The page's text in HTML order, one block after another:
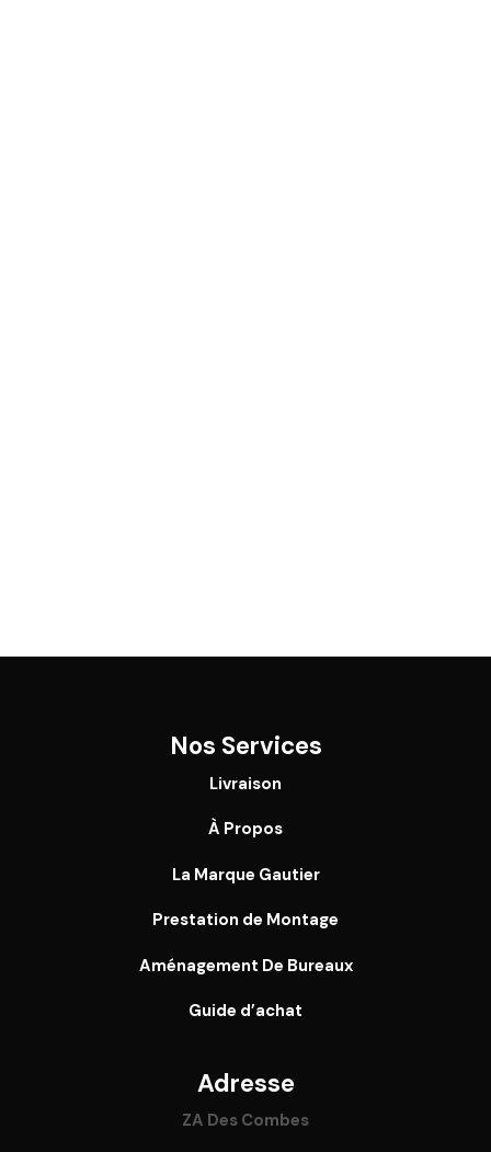
Nos Services
Livraison
À Propos
La Marque Gautier
Prestation de Montage
Aménagement De Bureaux
Guide d’achat
Adresse
ZA Des Combes